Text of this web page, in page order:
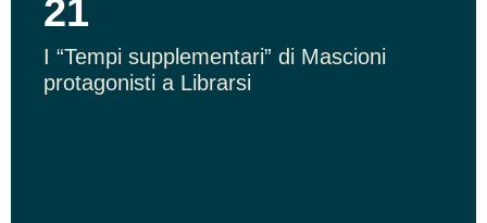
21
I “Tempi supplementari” di Mascioni
protagonisti a Librarsi